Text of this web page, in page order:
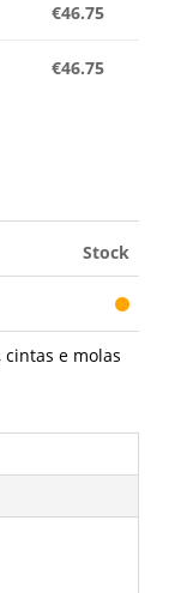
€46.75
€46.75
Stock
cintas e molas